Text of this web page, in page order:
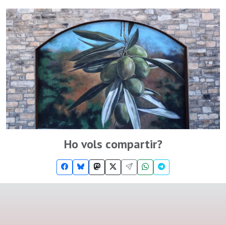
Ho vols compartir?